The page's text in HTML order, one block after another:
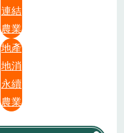
連結
農業
地產
地消
永續
農業